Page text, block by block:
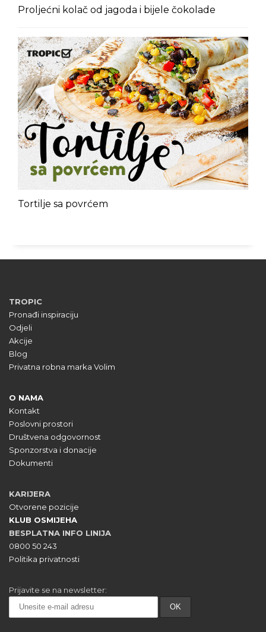
Proljećni kolač od jagoda i bijele čokolade
Tortilje sa povrćem
TROPIC
Pronađi inspiraciju
Odjeli
Akcije
Blog
Privatna robna marka Volim
O NAMA
Kontakt
Poslovni prostori
Društvena odgovornost
Sponzorstva i donacije
Dokumenti
KARIJERA
Otvorene pozicije
KLUB OSMIJEHA
BESPLATNA INFO LINIJA
0800 50 243
Politika privatnosti
Prijavite se na newsletter: